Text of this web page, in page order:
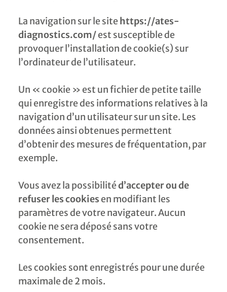
La navigation sur le site https://ates-
diagnostics.com/est susceptible de
provoquer l’installation de cookie(s) sur
l’ordinateur de l’utilisateur.
Un « cookie » est un fichier de petite taille
qui enregistre des informations relatives à la
navigation d’un utilisateur sur un site. Les
données ainsi obtenues permettent
d’obtenir des mesures de fréquentation, par
exemple.
Vous avez la possibilitéd’accepter ou de
refuser les cookies en modifiant les
paramètres de votre navigateur. Aucun
cookie ne sera déposé sans votre
consentement.
Les cookies sont enregistrés pour une durée
maximale de 2 mois.